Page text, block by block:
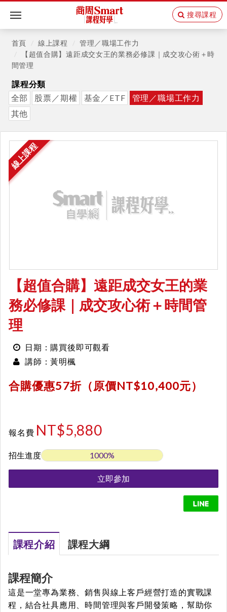
Toggle
navigation
搜尋課程
首頁 線上課程
管理／職場工作力
【超值合購】遠距成交女王的業務必修課｜成交攻心術＋時
間管理
課程分類
全部
股票／期權 基金／ETF
管理／職場工作力
其他
線上課程
【超值合購】遠距成交女王的業
務必修課｜成交攻心術＋時間管
理
日期：購買後即可觀看
講師：黃明楓
合購優惠57折（原價NT$10,400元）
報名費 NT$5,880
招生進度 1000%
課程介紹 課程大綱
課程簡介
這是一堂專為業務、銷售與線上客戶經營打造的實戰課
程，結合社具應用、時間管理與客戶開發策略 ，幫助你